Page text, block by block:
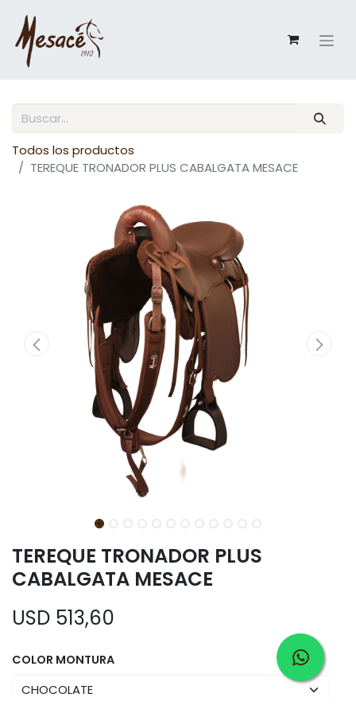
Todos los productos
TEREQUE TRONADOR PLUS CABALGATA MESACE
TEREQUE TRONADOR PLUS
CABALGATA MESACE
USD 513,60
COLOR MONTURA